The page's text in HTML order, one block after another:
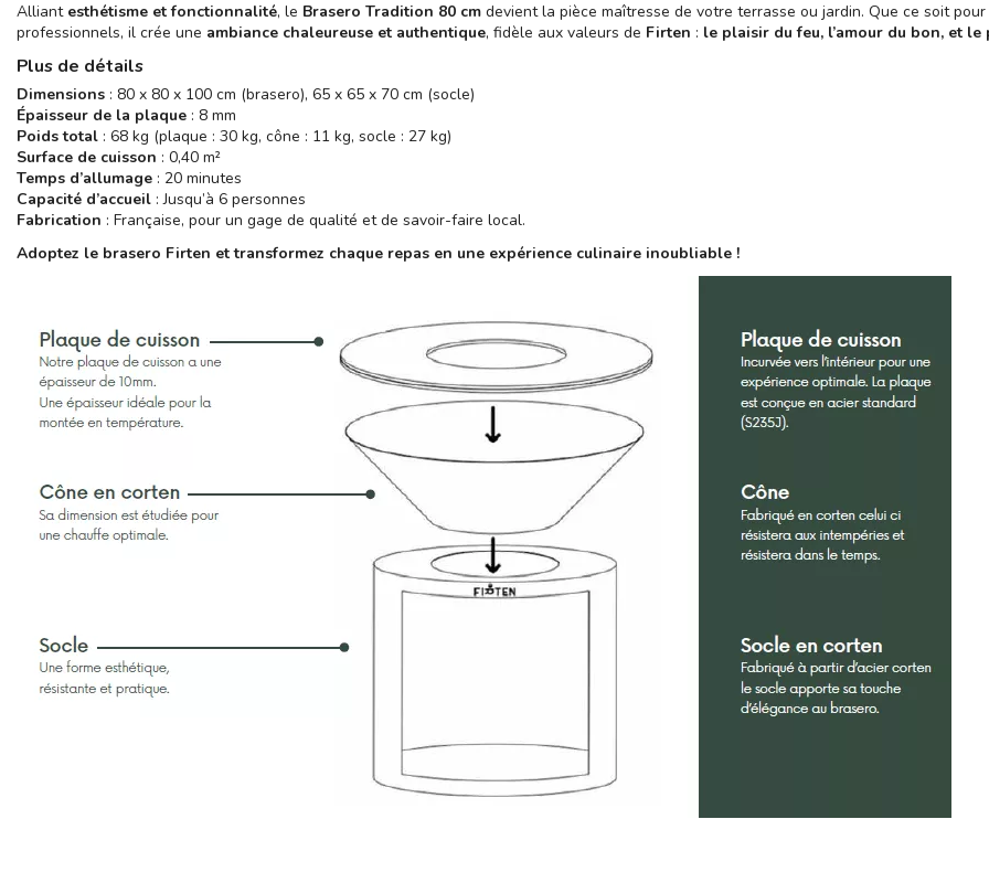
Alliant esthétisme et fonctionnalité, le Brasero Tradition 80 cm devient la pièce maîtresse de votre terrasse ou jardin. Que ce soit
professionnels, il crée une ambiance chaleureuse et authentique, fidèle aux valeurs de Firten : le plaisir du feu, l’amour du bon, et
Plus de détails
Dimensions : 80 x 80 x 100 cm (brasero), 65 x 65 x 70 cm (socle)
Épaisseur de la plaque : 8 mm
Poids total : 68 kg (plaque : 30 kg, cône : 11 kg, socle : 27 kg)
Surface de cuisson : 0,40 m²
Temps d’allumage : 20 minutes
Capacité d’accueil : Jusqu’à 6 personnes
Fabrication : Française, pour un gage de qualité et de savoir-faire local.
Adoptez le brasero Firten et transformez chaque repas en une expérience culinaire inoubliable !